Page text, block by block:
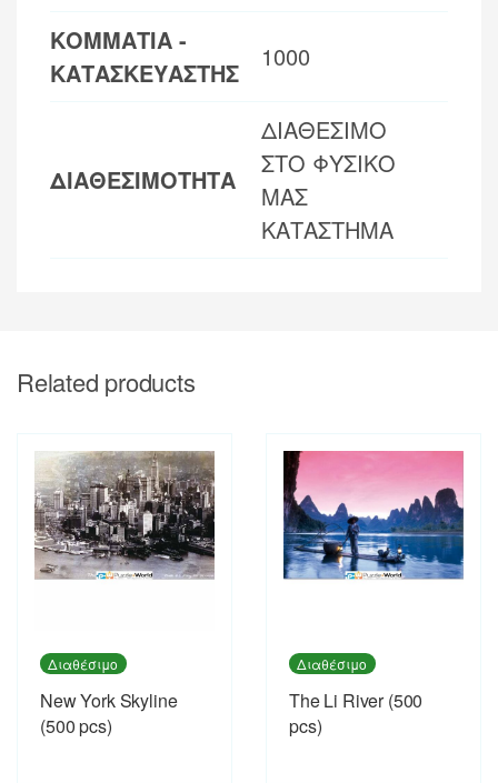
ΚΟΜΜΑΤΙΑ -
ΚΑΤΑΣΚΕΥΑΣΤΗΣ
1000
ΔΙΑΘΕΣΙΜΟΤΗΤΑ
ΔΙΑΘΕΣΙΜΟ
ΣΤΟ ΦΥΣΙΚΟ
ΜΑΣ
ΚΑΤΑΣΤΗΜΑ
Related products
Διαθέσιμο
New York Skyline
(500 pcs)
Διαθέσιμο
The Li River (500
pcs)